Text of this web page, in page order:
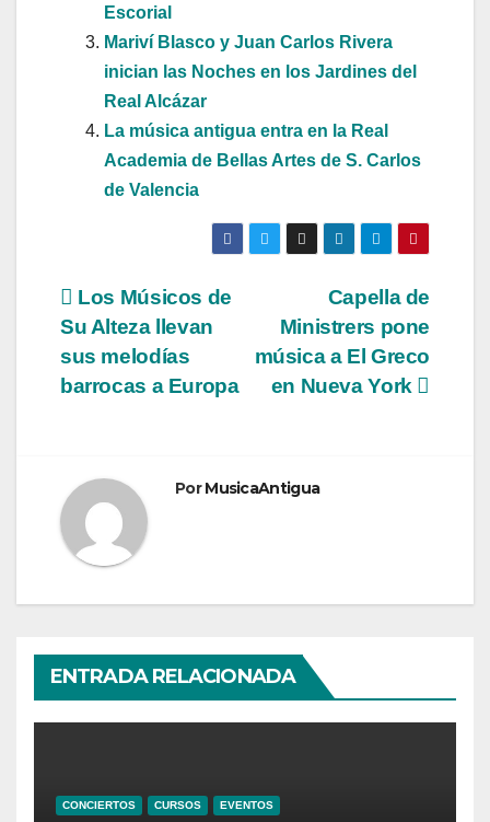
Escorial
Mariví Blasco y Juan Carlos Rivera
inician las Noches en los Jardines del
Real Alcázar
La música antigua entra en la Real
Academia de Bellas Artes de S. Carlos
de Valencia
Navegación
de
entradas
Capella de
Ministrers pone
música a El Greco
en Nueva York
Los Músicos de
Su Alteza llevan
sus melodías
barrocas a Europa
PorMusicaAntigua
ENTRADA RELACIONADA
CONCIERTOS CURSOS EVENTOS